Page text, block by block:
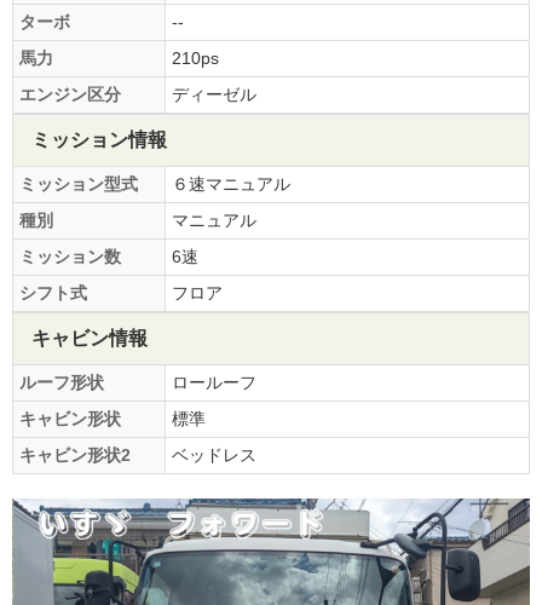
ターボ
--
馬力
210ps
エンジン区分
ディーゼル
ミッション情報
ミッション型式
６速マニュアル
種別
マニュアル
ミッション数
6速
シフト式
フロア
キャビン情報
ルーフ形状
ロールーフ
キャビン形状
標準
キャビン形状2
ベッドレス